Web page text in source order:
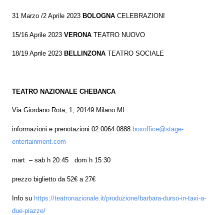
31 Marzo /2 Aprile 2023 BOLOGNA CELEBRAZIONI
15/16 Aprile 2023 VERONA TEATRO NUOVO
18/19 Aprile 2023 BELLINZONA TEATRO SOCIALE
TEATRO NAZIONALE CHEBANCA
Via Giordano Rota, 1, 20149 Milano MI
informazioni e prenotazioni 02 0064 0888 boxoffice@stage-
entertainment.com
mart – sab h 20:45 dom h 15:30
prezzo biglietto da 52€ a 27€
Info su https://teatronazionale.it/produzione/barbara-durso-in-taxi-a-
due-piazze/